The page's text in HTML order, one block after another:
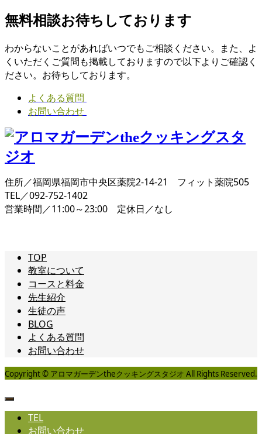
無料相談お待ちしております
わからないことがあればいつでもご相談ください。また、よ
くいただくご質問も掲載しておりますので以下よりご確認く
ださい。お待ちしております。
よくある質問
お問い合わせ
住所／福岡県福岡市中央区薬院2-14-21 フィット薬院505
TEL／092-752-1402
営業時間／11:00～23:00 定休日／なし
TOP
教室について
コースと料金
先生紹介
生徒の声
BLOG
よくある質問
お問い合わせ
Copyright © アロマガーデンtheクッキングスタジオ All Rights Reserved.
TEL
お問い合わせ